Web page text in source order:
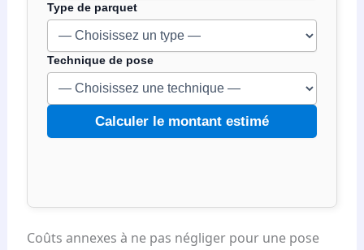
Entrez la surface en mètres carrés (entre 1 et 200)
Type de parquet
Sélectionnez le type de parquet
Technique de pose
Sélectionnez la technique de pose
Calculer le montant estimé
Coûts annexes à ne pas négliger pour une pose